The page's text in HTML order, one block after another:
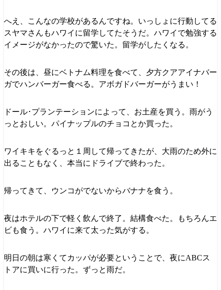
へえ、こんなの学校があるんですね。いっしょに行動してる
スヤマさんもハワイに留学してたそうだ。ハワイで勉強する
イメージがなかったので驚いた。留学がしたくなる。
その後は、昼にベトナム料理を食べて、夕方クアアイナバー
ガでハンバーガー食べる。アボガドバーガーがうまい！
ドール･プランテーションによって、お土産を買う。雨がう
っとおしい。パイナップルのチョコとか買った。
ワイキキをぐるっと１周して帰ってきたが、大雨のため外に
出ることもなく、本当にドライブで終わった。
帰ってきて、ウンコがでないからバナナを食う。
夜はホテルの下で軽く飲んで終了。結構食べた。もちろんエ
ビも食う。ハワイに来て太った気がする。
明日の朝は寒くてカッパが必要ということで、夜にABCス
トアに買いに行った。ずっと雨だ。